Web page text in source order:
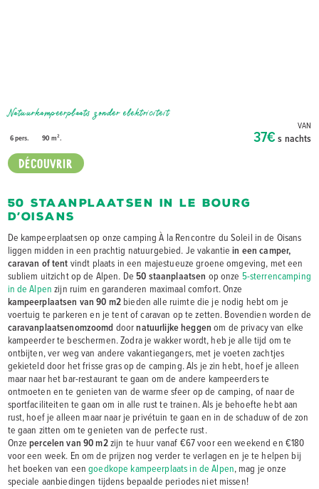
VAN
37€s nachts
Natuurkampeerplaats zonder elektriciteit
6 pers. 90 m².
DÉCOUVRIR
50 staanplaatsen in Le Bourg
d’Oisans
De kampeerplaatsen op onze camping À la Rencontre du Soleil in de Oisans
liggen midden in een prachtig natuurgebied. Je vakantiein een camper,
caravan of tent vindt plaats in een majestueuze groene omgeving, met een
subliem uitzicht op de Alpen. De50 staanplaatsen op onze 5-sterrencamping
in de Alpen zijn ruim en garanderen maximaal comfort. Onze
kampeerplaatsen van 90 m2 bieden alle ruimte die je nodig hebt om je
voertuig te parkeren en je tent of caravan op te zetten. Bovendien worden de
caravanplaatsenomzoomd doornatuurlijke heggenom de privacy van elke
kampeerder te beschermen. Zodra je wakker wordt, heb je alle tijd om te
ontbijten, ver weg van andere vakantiegangers, met je voeten zachtjes
gekieteld door het frisse gras op de camping. Als je zin hebt, hoef je alleen
maar naar het bar-restaurant te gaan om de andere kampeerders te
ontmoeten en te genieten van de warme sfeer op de camping, of naar de
sportfaciliteiten te gaan om in alle rust te trainen. Als je behoefte hebt aan
rust, hoef je alleen maar naar je privétuin te gaan en in de schaduw of de zon
te gaan zitten om te genieten van de perfecte rust.
Onzepercelen van 90 m2zijn te huur vanaf €67 voor een weekend en €180
voor een week. En om de prijzen nog verder te verlagen en je te helpen bij
het boeken van eengoedkope kampeerplaats in de Alpen, mag je onze
speciale aanbiedingen tijdens bepaalde periodes niet missen!